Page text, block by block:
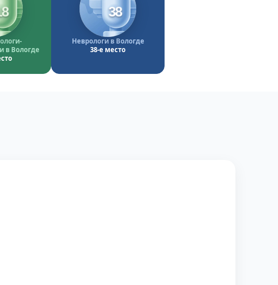
в Вологде
38
Неврологи в Вологде
38-е место